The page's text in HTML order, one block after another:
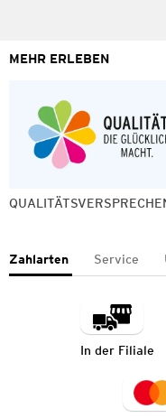
MEHR ERLEBEN
Zahlarten Service
In der Filiale